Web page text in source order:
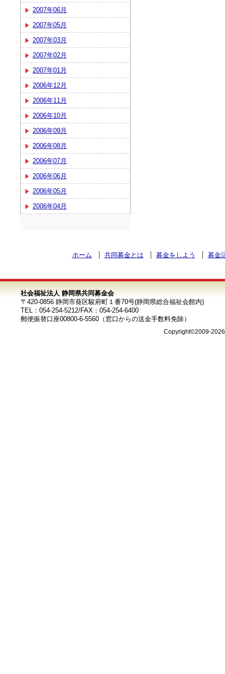
2007年06月
2007年05月
2007年03月
2007年02月
2007年01月
2006年12月
2006年11月
2006年10月
2006年09月
2006年08月
2006年07月
2006年06月
2006年05月
2006年04月
ホーム 共同募金とは 募金をしよう 募金
社会福祉法人 静岡県共同募金会
〒420-0856 静岡市葵区駿府町１番70号(静岡県総合福祉会館内)
TEL：054-254-5212/FAX：054-254-6400
郵便振替口座00800-6-5560（窓口からの送金手数料免除）
Copyright©2009-